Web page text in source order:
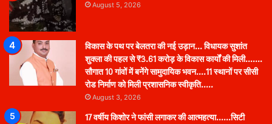
August 5, 2026
विकास के पथ पर बेलतरा की नई उड़ान… विधायक सुशांत
शुक्ला की पहल से ₹3.61 करोड़ के विकास कार्यों की मिली…….
सौगात 10 गांवों में बनेंगे सामुदायिक भवन….11 स्थानों पर सीसी
रोड निर्माण को मिली प्रशासनिक स्वीकृति…..
August 3, 2026
17 वर्षीय किशोर ने फांसी लगाकर की आत्महत्या……सिटी